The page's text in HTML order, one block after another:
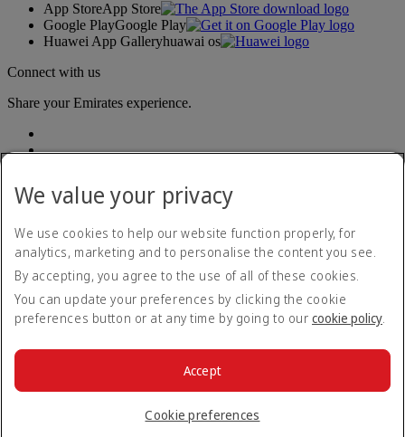
App StoreApp Store
Google PlayGoogle Play
Huawei App Galleryhuawai os
Connect with us
Share your Emirates experience.
Accessibility statement
Contact us
Privacy policy
Terms and conditions
Cookie Policy
© 2026 The Emirates Group. All Rights Reserved.
We value your privacy
We use cookies to help our website function properly, for
analytics, marketing and to personalise the content you see.
By accepting, you agree to the use of all of these cookies.
You can update your preferences by clicking the cookie
preferences button or at any time by going to our cookie policy.
Cookie preferences
Accept